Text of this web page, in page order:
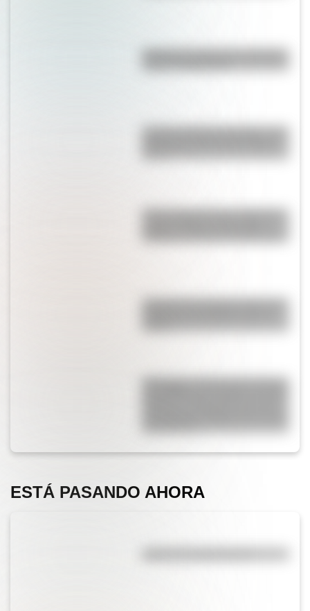
Bandera de Santa Cruz: historia,
origen y significado
Castillo de Rafael Obligado, una
Parque Nacional San Guillermo:
Conocé a las mujeres detrás de
Kavanagh: la fascinante historia
ESTÁ PASANDO AHORA